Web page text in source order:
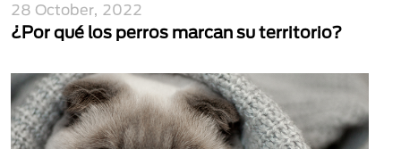
28 October, 2022
¿Por qué los perros marcan su territorio?